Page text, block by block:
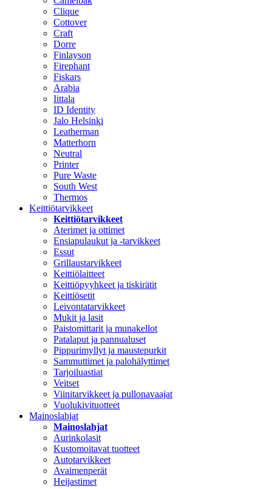
Clique
Cottover
Craft
Dorre
Finlayson
Firephant
Fiskars
Arabia
Iittala
ID Identity
Jalo Helsinki
Leatherman
Matterhorn
Neutral
Printer
Pure Waste
South West
Thermos
Keittiötarvikkeet
Keittiötarvikkeet
Aterimet ja ottimet
Ensiapulaukut ja -tarvikkeet
Essut
Grillaustarvikkeet
Keittiölaitteet
Keittiöpyyhkeet ja tiskirätit
Keittiösetit
Leivontatarvikkeet
Mukit ja lasit
Paistomittarit ja munakellot
Patalaput ja pannualuset
Pippurimyllyt ja maustepurkit
Sammuttimet ja palohälyttimet
Tarjoiluastiat
Veitset
Viinitarvikkeet ja pullonavaajat
Vuolukivituotteet
Mainoslahjat
Mainoslahjat
Aurinkolasit
Kustomoitavat tuotteet
Autotarvikkeet
Avaimenperät
Heijastimet